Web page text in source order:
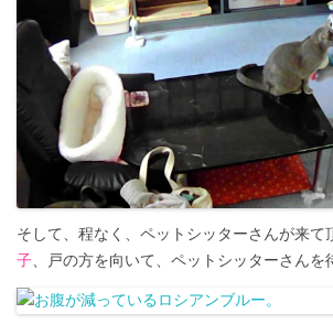
そして、程なく、ペットシッターさんが来て
子、戸の方を向いて、ペットシッターさんを